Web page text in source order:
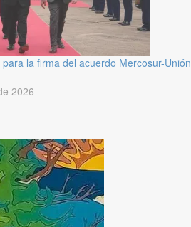
la firma del acuerdo Mercosur-Unión
2026